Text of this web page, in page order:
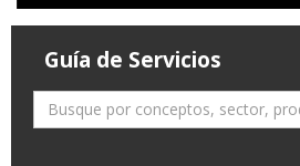
Guía de Servicios